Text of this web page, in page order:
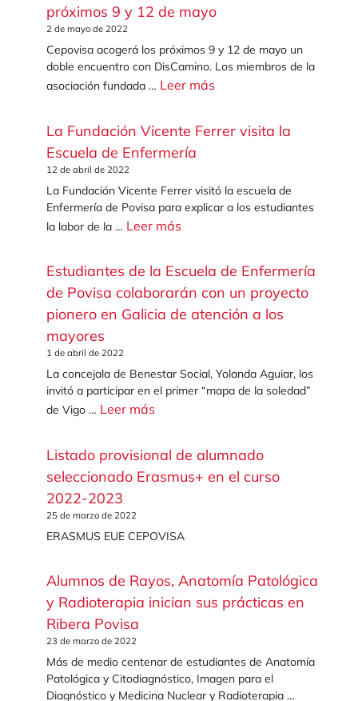
próximos 9 y 12 de mayo
2 de mayo de 2022
Cepovisa acogerá los próximos 9 y 12 de mayo un
doble encuentro con DisCamino. Los miembros de la
asociación fundada … Leer más
La Fundación Vicente Ferrer visita la
Escuela de Enfermería
12 de abril de 2022
La Fundación Vicente Ferrer visitó la escuela de
Enfermería de Povisa para explicar a los estudiantes
la labor de la … Leer más
Estudiantes de la Escuela de Enfermería
de Povisa colaborarán con un proyecto
pionero en Galicia de atención a los
mayores
1 de abril de 2022
La concejala de Benestar Social, Yolanda Aguiar, los
invitó a participar en el primer “mapa de la soledad”
de Vigo … Leer más
Listado provisional de alumnado
seleccionado Erasmus+ en el curso
2022-2023
25 de marzo de 2022
ERASMUS EUE CEPOVISA
Alumnos de Rayos, Anatomía Patológica
y Radioterapia inician sus prácticas en
Ribera Povisa
23 de marzo de 2022
Más de medio centenar de estudiantes de Anatomía
Patológica y Citodiagnóstico, Imagen para el
Diagnóstico y Medicina Nuclear y Radioterapia …